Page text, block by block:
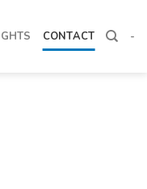
CONTACT -